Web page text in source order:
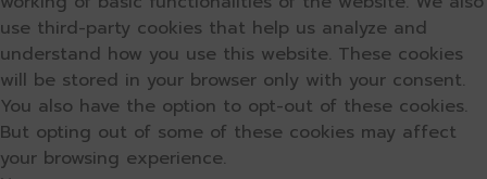
use third-party cookies that help us analyze and
understand how you use this website. These cookies
will be stored in your browser only with your consent.
You also have the option to opt-out of these cookies.
But opting out of some of these cookies may affect
your browsing experience.